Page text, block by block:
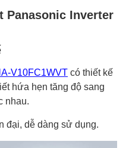
Panasonic Inverter
V10FC1WVT có thiết kế
hứa hẹn tăng độ sang
nhau.
đại, dễ dàng sử dụng.